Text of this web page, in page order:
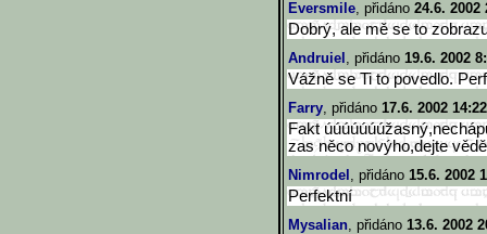
Eversmile, přidáno 24.6. 2002
Dobrý, ale mě se to
Andruiel , přidáno 19.6. 2002
Vážně se Ti to povedlo.
Farry, přidáno 17.6. 2002
Fakt
zas něco novýho,dejte
Nimrodel , přidáno 15.6. 2002
Perfektní
Mysalian, přidáno 13.6. 2002